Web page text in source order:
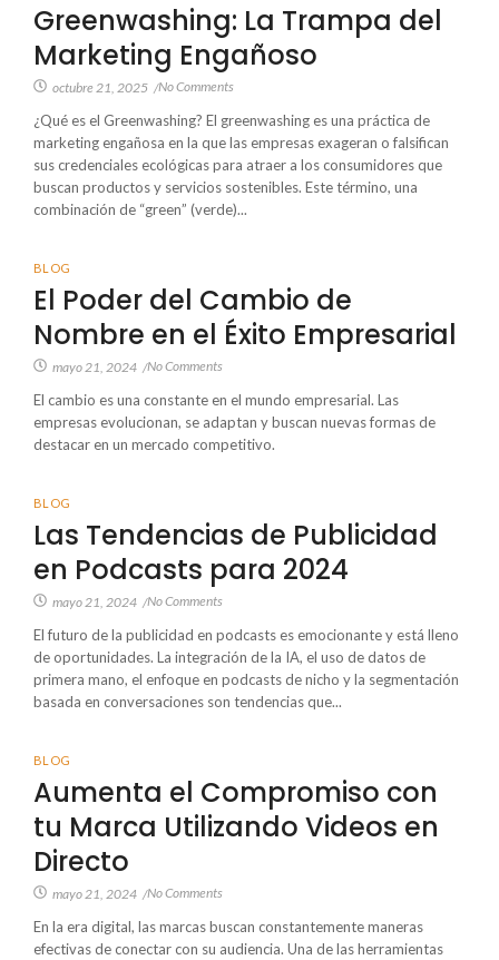
Greenwashing: La Trampa del
Marketing Engañoso
octubre 21, 2025 /No Comments
¿Qué es el Greenwashing? El greenwashing es una práctica de
marketing engañosa en la que las empresas exageran o falsifican
sus credenciales ecológicas para atraer a los consumidores que
buscan productos y servicios sostenibles. Este término, una
combinación de “green” (verde)...
BLOG
El Poder del Cambio de
Nombre en el Éxito Empresarial
mayo 21, 2024 /No Comments
El cambio es una constante en el mundo empresarial. Las
empresas evolucionan, se adaptan y buscan nuevas formas de
destacar en un mercado competitivo.
BLOG
Las Tendencias de Publicidad
en Podcasts para 2024
mayo 21, 2024 /No Comments
El futuro de la publicidad en podcasts es emocionante y está lleno
de oportunidades. La integración de la IA, el uso de datos de
primera mano, el enfoque en podcasts de nicho y la segmentación
basada en conversaciones son tendencias que...
BLOG
Aumenta el Compromiso con
tu Marca Utilizando Videos en
Directo
mayo 21, 2024 /No Comments
En la era digital, las marcas buscan constantemente maneras
efectivas de conectar con su audiencia. Una de las herramientas